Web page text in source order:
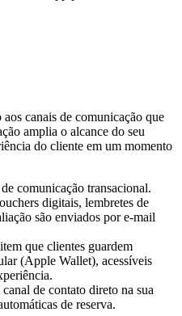
canais de comunicação que
amplia o alcance do seu
do cliente em um momento
comunicação transacional.
digitais, lembretes de
são enviados por e-mail
que clientes guardem
(Apple Wallet), acessíveis
de contato direto na sua
de reserva.